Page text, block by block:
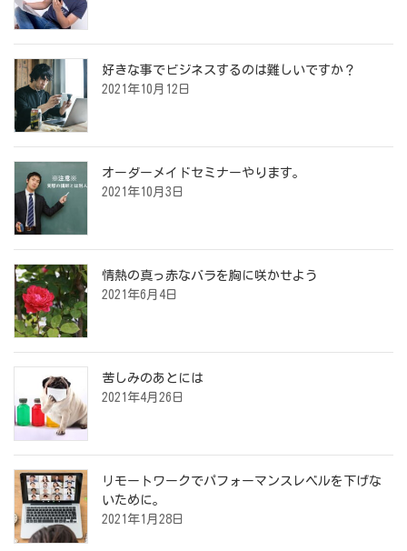
好きな事でビジネスするのは難しいですか？
2021年10月12日
オーダーメイドセミナーやります。
2021年10月3日
情熱の真っ赤なバラを胸に咲かせよう
2021年6月4日
苦しみのあとには
2021年4月26日
リモートワークでパフォーマンスレベルを下げな
いために。
2021年1月28日